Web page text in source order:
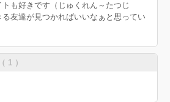
も好きです（じゅくれん～たつじ
友達が見つかればいいなぁと思ってい
（ 1 ）